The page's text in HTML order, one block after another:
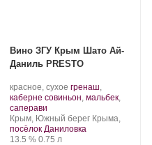
Вино ЗГУ Крым Шато Ай-
Даниль PRESTO
Производитель:
Шато
Ай-
Даниль.
красное, сухое .
Сорт
гренаш,
каберне совиньон, мальбек,
саперави.
Регион:
Крым, Южный берег Крыма,
посёлок Даниловка
Крепость
13.5 %. Объем
0.75 л